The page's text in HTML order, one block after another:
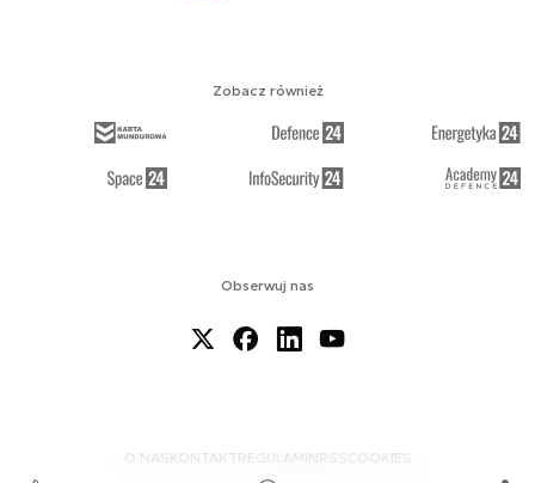
Obserwuj nas
O NAS KONTAKTREGULAMINRSS COOKIES
Zobacz również